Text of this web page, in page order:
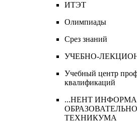
ИТЭТ
Олимпиады
Срез знаний
УЧЕБНО-
Учебный центр
квалификаций
...НЕНТ
ТЕХНИКУМА